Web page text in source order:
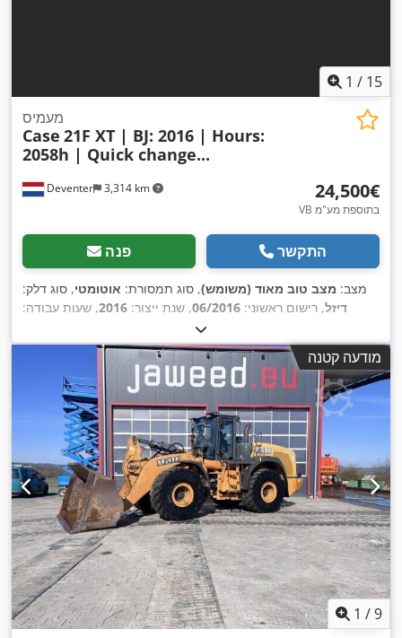
1 / 15
Deventer 3,314 km
מעמיס
Case 21F XT | BJ: 2016 | Hours:
2058h | Quick change...
‏24,500 ‏€
VB בתוספת מע"מ
פנה התקשר
מצב: מצב טוב מאוד (משומש), סוג תמסורת: אוטומטי, סוג דלק:
דיזל, רישום ראשוני: 06/2016, שנת ייצור: 2016, שעות עבודה:
מודעה קטנה
1 /9